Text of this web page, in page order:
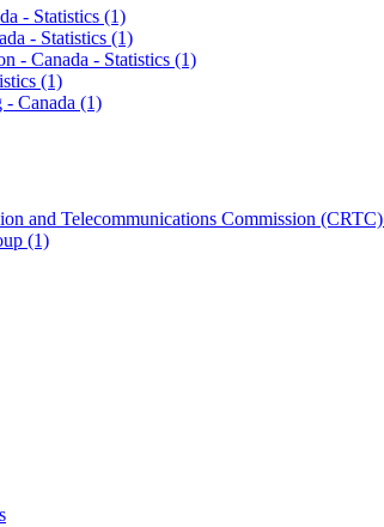
- Statistics (1)
- Statistics (1)
- Canada - Statistics (1)
(1)
- Canada (1)
and Telecommunications Commission (CRTC)
(1)